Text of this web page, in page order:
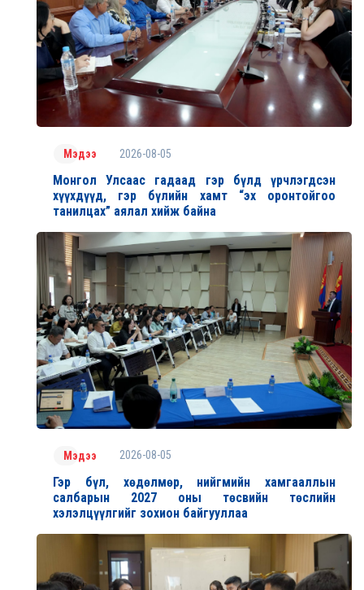
Мэдээ 2026-08-05
Монгол Улсаас гадаад гэр бүлд үрчлэгдсэн
хүүхдүүд, гэр бүлийн хамт “эх оронтойгоо
танилцах” аялал хийж байна
Мэдээ 2026-08-05
Гэр бүл, хөдөлмөр, нийгмийн хамгааллын
салбарын 2027 оны төсвийн төслийн
хэлэлцүүлгийг зохион байгууллаа